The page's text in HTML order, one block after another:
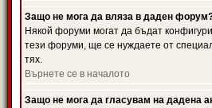
Защо не мога да вляза в даден
Някой форуми могат да бъдат
тези форуми, ще се нуждаете от
тях.
Върнете се в началото
Защо не мога да гласувам на дадена